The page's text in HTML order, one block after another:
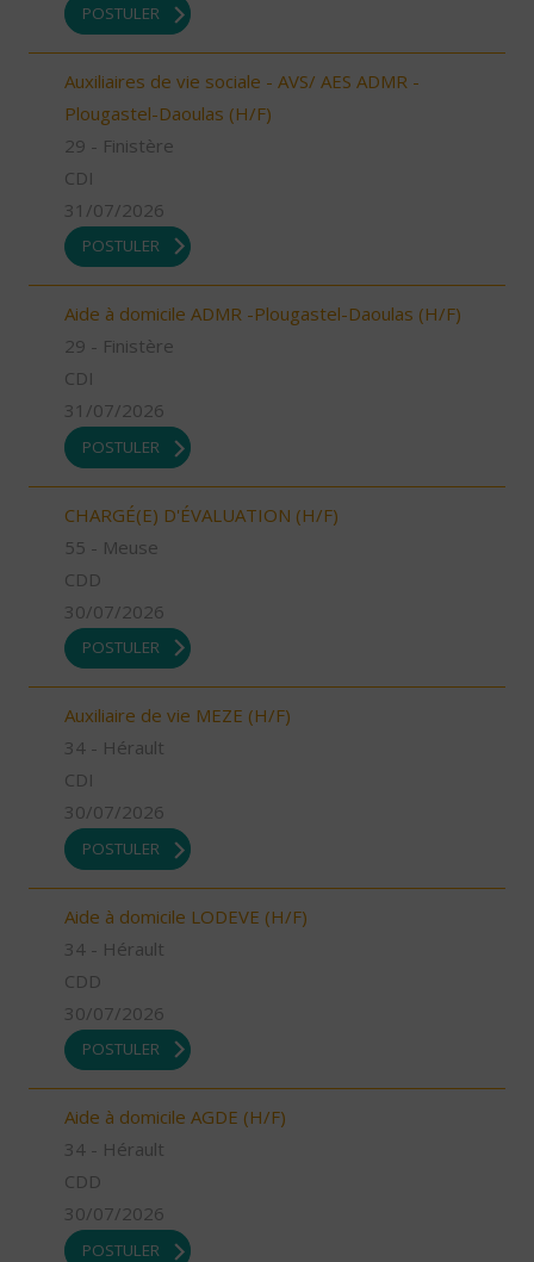
POSTULER
Auxiliaires de vie sociale - AVS/ AES ADMR -
Plougastel-Daoulas (H/F)
29 - Finistère
CDI
31/07/2026
POSTULER
Aide à domicile ADMR -Plougastel-Daoulas (H/F)
29 - Finistère
CDI
31/07/2026
POSTULER
CHARGÉ(E) D'ÉVALUATION (H/F)
55 - Meuse
CDD
30/07/2026
POSTULER
Auxiliaire de vie MEZE (H/F)
34 - Hérault
CDI
30/07/2026
POSTULER
Aide à domicile LODEVE (H/F)
34 - Hérault
CDD
30/07/2026
POSTULER
Aide à domicile AGDE (H/F)
34 - Hérault
CDD
30/07/2026
POSTULER